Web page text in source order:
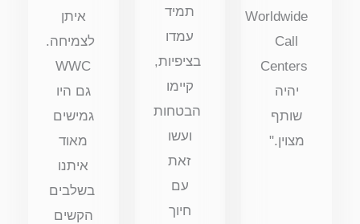
Worldwide
Call
Centers
יהיה
שותף
מצוין."
תמיד
עמדו
בציפיות,
קיימו
הבטחות
ועשו
זאת
עם
חיוך
איתן
לצמיחה.
WWC
גם היו
גמישים
מאוד
איתנו
בשלבים
הקשים